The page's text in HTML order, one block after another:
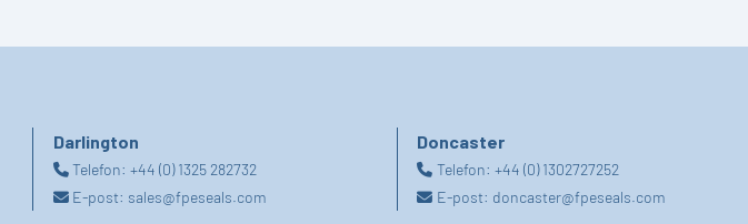
Darlington
Telefon:+44 (0) 1325 282732
E-post: sales@fpeseals.com
Doncaster
Telefon: +44 (0) 1302727252
E-post: doncaster@fpeseals.com